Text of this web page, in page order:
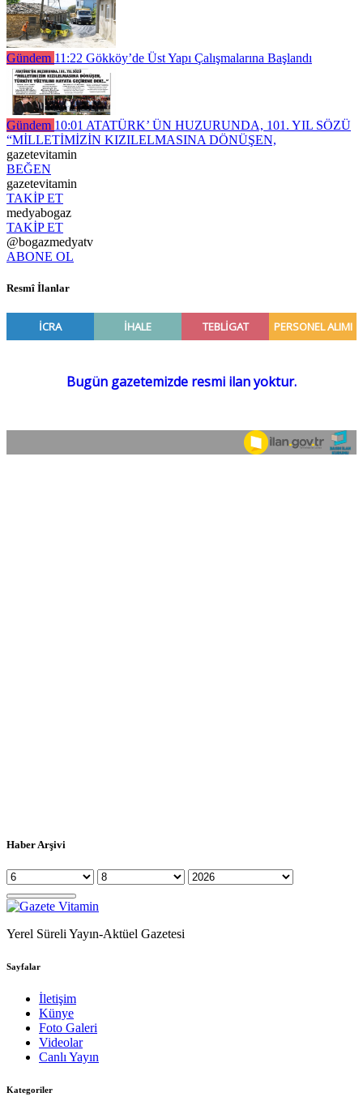
Gündem 11:22 Gökköy’de Üst Yapı Çalışmalarına Başlandı
Gündem 10:01 ATATÜRK’ ÜN HUZURUNDA, 101. YIL SÖZÜ
“MİLLETİMİZİN KIZILELMASINA DÖNÜŞEN,
gazetevitamin
BEĞEN
gazetevitamin
TAKİP ET
medyabogaz
TAKİP ET
@bogazmedyatv
ABONE OL
Resmî İlanlar
Haber Arşivi
Yerel Süreli Yayın-Aktüel Gazetesi
Sayfalar
İletişim
Künye
Foto Galeri
Videolar
Canlı Yayın
Kategoriler